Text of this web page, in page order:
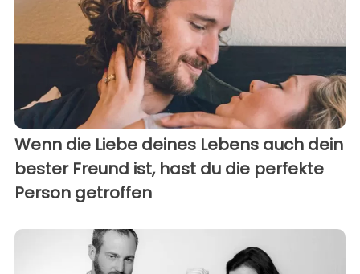
Wenn die Liebe deines Lebens auch dein
bester Freund ist, hast du die perfekte
Person getroffen